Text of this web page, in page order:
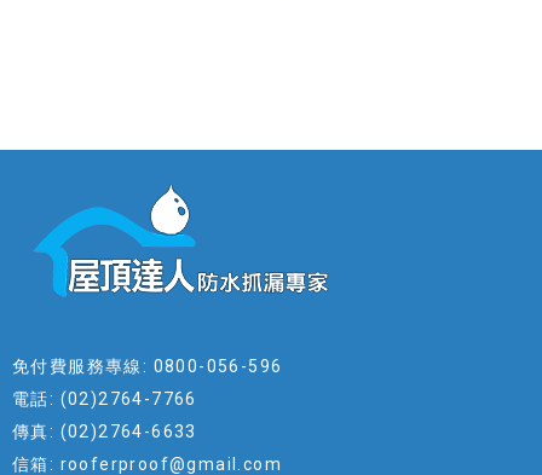
免付費服務專線: 0800-056-596
電話: (02)2764-7766
傳真: (02)2764-6633
信箱: rooferproof@gmail.com